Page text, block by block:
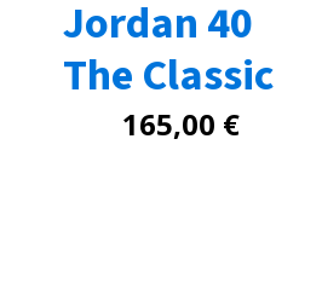
Jordan 40
The Classic
165,00 €